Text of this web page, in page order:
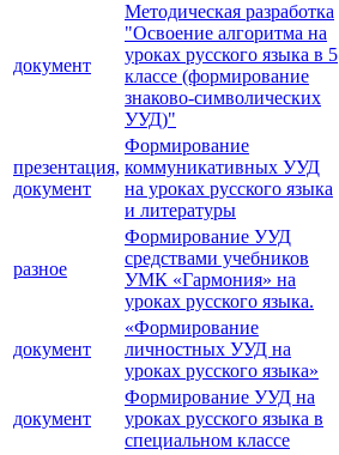
документ
Методическая разработка
"Освоение алгоритма на
уроках русского языка в 5
классе (формирование
знаково-символических
УУД)"
презентация,
документ
Формирование
коммуникативных УУД
на уроках русского языка
и литературы
разное
Формирование УУД
средствами учебников
УМК «Гармония» на
уроках русского языка.
документ
«Формирование
личностных УУД на
уроках русского языка»
документ
Формирование УУД на
уроках русского языка в
специальном классе